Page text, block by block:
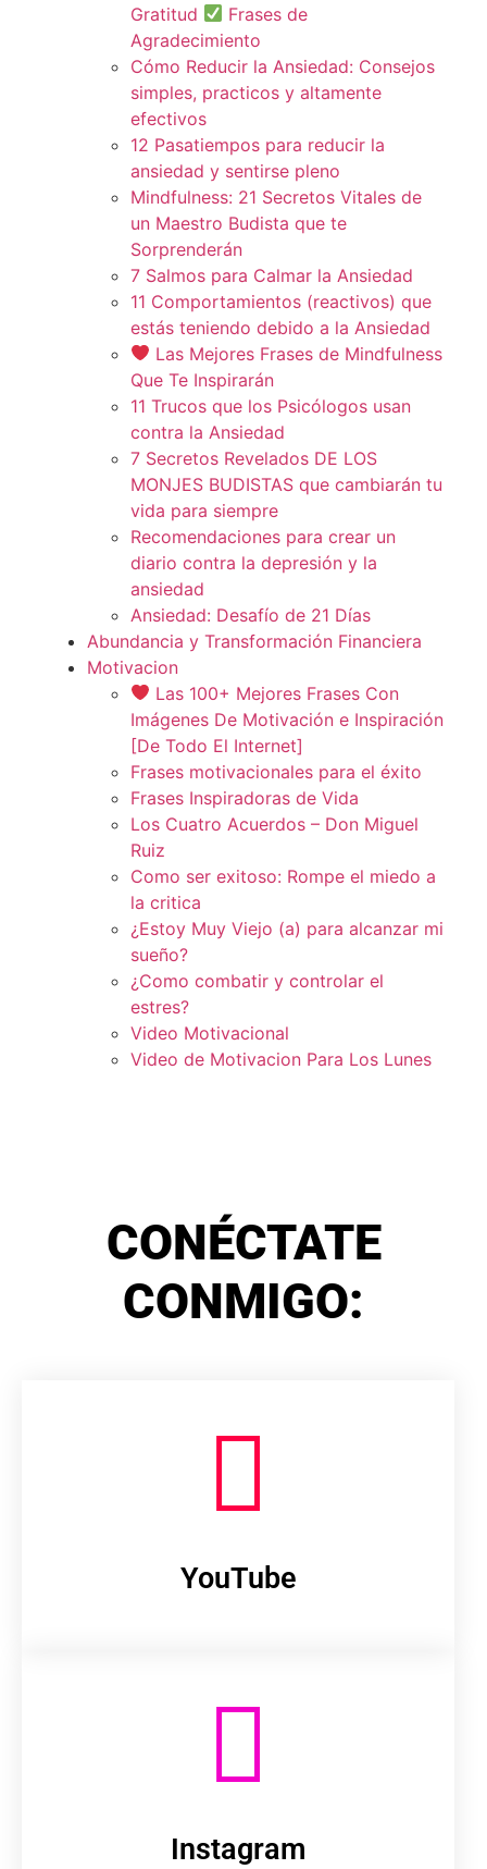
Gratitud
Frases de
Agradecimiento
Cómo Reducir la Ansiedad: Consejos
simples, practicos y altamente
efectivos
12 Pasatiempos para reducir la
ansiedad y sentirse pleno
Mindfulness: 21 Secretos Vitales de
un Maestro Budista que te
Sorprenderán
7 Salmos para Calmar la Ansiedad
11 Comportamientos (reactivos) que
estás teniendo debido a la Ansiedad
Las Mejores Frases de Mindfulness
Que Te Inspirarán
11 Trucos que los Psicólogos usan
contra la Ansiedad
7 Secretos Revelados DE LOS
MONJES BUDISTAS que cambiarán tu
vida para siempre
Recomendaciones para crear un
diario contra la depresión y la
ansiedad
Ansiedad: Desafío de 21 Días
Abundancia y Transformación Financiera
Motivacion
Las 100+ Mejores Frases Con
Imágenes De Motivación e Inspiración
[De Todo El Internet]
Frases motivacionales para el éxito
Frases Inspiradoras de Vida
Los Cuatro Acuerdos – Don Miguel
Ruiz
Como ser exitoso: Rompe el miedo a
la critica
¿Estoy Muy Viejo (a) para alcanzar mi
sueño?
¿Como combatir y controlar el
estres?
Video Motivacional
Video de Motivacion Para Los Lunes
CONÉCTATE
CONMIGO:
YouTube
Instagram